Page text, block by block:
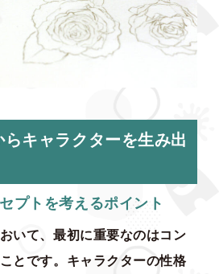
キャラクターを生み出
プトを考えるポイント
いて、最初に重要なのはコン
とです。キャラクターの性格